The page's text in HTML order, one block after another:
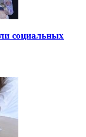
социальных